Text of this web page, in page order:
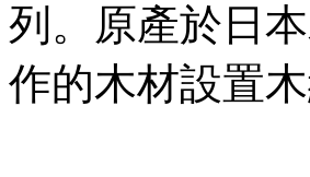
列。原產於日
作的木材設置
加之獨特